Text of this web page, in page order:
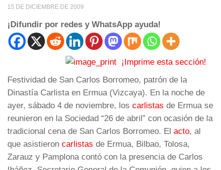
15 DE DICIEMBRE DE 2009
¡Difundir por redes y WhatsApp ayuda!
¡Imprime esta sección!
Festividad de San Carlos Borromeo, patrón de la
Dinastía Carlista en Ermua (Vizcaya). En la noche de
ayer, sábado 4 de noviembre, los carlistas de Ermua se
reunieron en la Sociedad “26 de abril” con ocasión de la
tradicional cena de San Carlos Borromeo. El acto, al
que asistieron carlistas de Ermua, Bilbao, Tolosa,
Zarauz y Pamplona contó con la presencia de Carlos